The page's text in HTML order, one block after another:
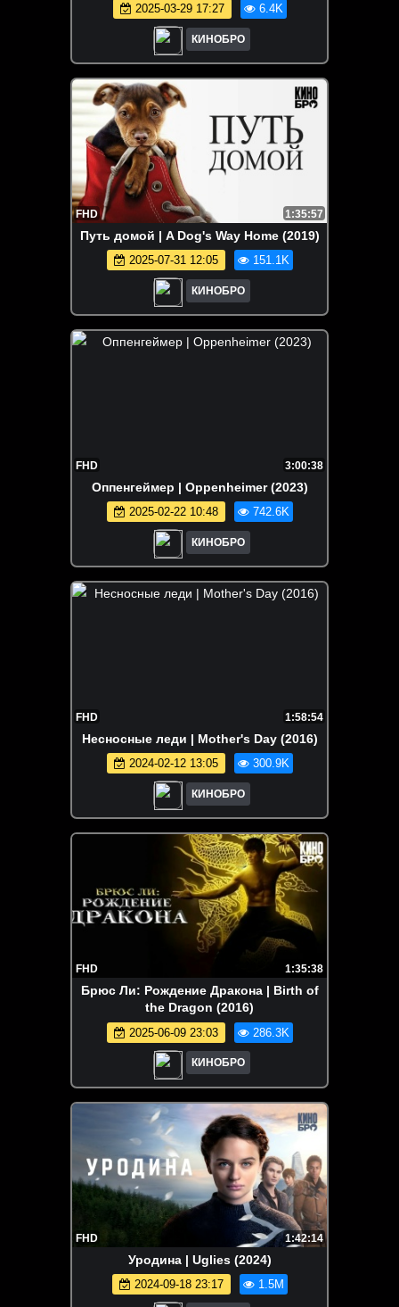
2025-03-29 17:27 6.4K
КИНОБРО
FHD 1:35:57
Путь домой | A Dog's Way Home (2019)
2025-07-31 12:05 151.1K
КИНОБРО
FHD 3:00:38
Оппенгеймер | Oppenheimer (2023)
2025-02-22 10:48 742.6K
КИНОБРО
FHD 1:58:54
Несносные леди | Mother's Day (2016)
2024-02-12 13:05 300.9K
КИНОБРО
FHD 1:35:38
Брюс Ли: Рождение Дракона | Birth of
the Dragon (2016)
2025-06-09 23:03 286.3K
КИНОБРО
FHD 1:42:14
Уродина | Uglies (2024)
2024-09-18 23:17 1.5M